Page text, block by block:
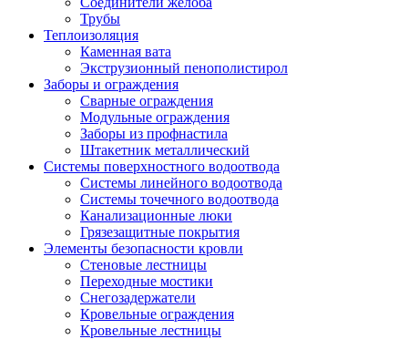
Трубы
Теплоизоляция
Каменная вата
Экструзионный пенополистирол
Заборы и ограждения
Сварные ограждения
Модульные ограждения
Заборы из профнастила
Штакетник металлический
Системы поверхностного водоотвода
Системы линейного водоотвода
Системы точечного водоотвода
Канализационные люки
Грязезащитные покрытия
Элементы безопасности кровли
Стеновые лестницы
Переходные мостики
Снегозадержатели
Кровельные ограждения
Кровельные лестницы